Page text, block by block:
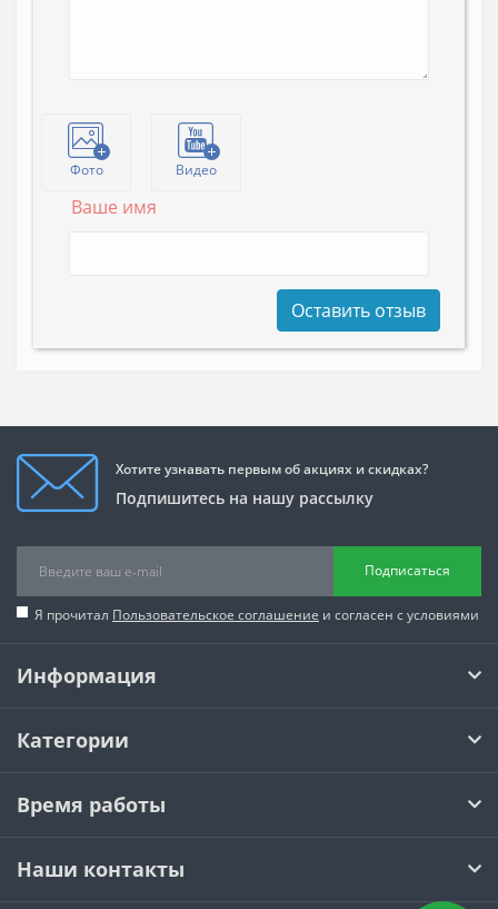
Фото Видео
Ваше имя
Оставить отзыв
Хотите узнавать первым об акциях и скидках?
Подпишитесь на нашу рассылку
Подписаться
Я прочитал Пользовательское соглашение и согласен с условиями
Информация
Категории
Время работы
Наши контакты